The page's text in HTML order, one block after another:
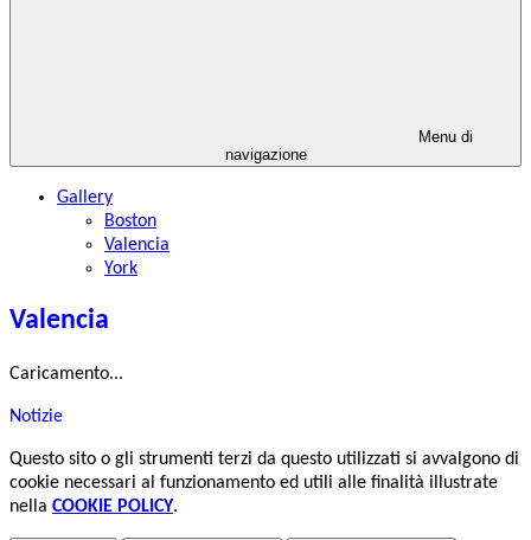
Menu di
navigazione
Gallery
Boston
Valencia
York
Valencia
Caricamento...
Notizie
Questo sito o gli strumenti terzi da questo utilizzati si avvalgono di
cookie necessari al funzionamento ed utili alle finalità illustrate
nella COOKIE POLICY.